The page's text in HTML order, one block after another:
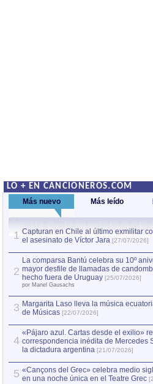
LO + EN CANCIONEROS.COM
Más nuevo Más leído
1 Capturan en Chile al último exmilitar
el asesinato de Víctor Jara [27/07/2026]
2
La comparsa Bantú celebra su 10º
mayor desfile de llamadas de
hecho fuera de Uruguay [25/07/2026]
por Manel Gausachs
3 Margarita Laso lleva la música
de Músicas [22/07/2026]
4
«Pájaro azul. Cartas desde el exilio»
correspondencia inédita de Mercedes
la dictadura argentina [21/07/2026]
5 «Cançons del Grec» celebra medio
en una noche única en el Teatre Grec